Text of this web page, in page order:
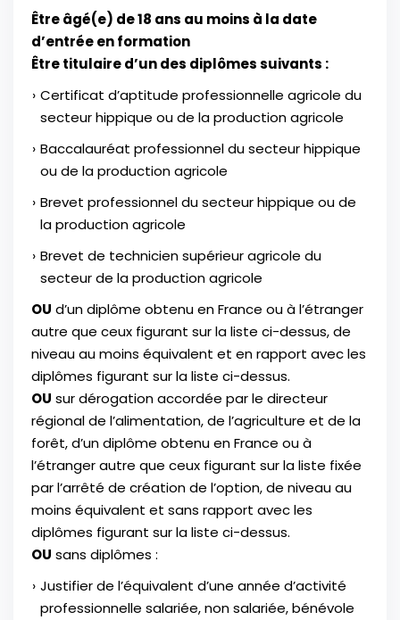
Être âgé(e) de 18 ans au moins à la date
d’entrée en formation
Être titulaire d’un des diplômes suivants :
Certificat d’aptitude professionnelle agricole du
secteur hippique ou de la production agricole
Baccalauréat professionnel du secteur hippique
ou de la production agricole
Brevet professionnel du secteur hippique ou de
la production agricole
Brevet de technicien supérieur agricole du
secteur de la production agricole
OU d’un diplôme obtenu en France ou à l’étranger
autre que ceux figurant sur la liste ci-dessus, de
niveau au moins équivalent et en rapport avec les
diplômes figurant sur la liste ci-dessus.
OU sur dérogation accordée par le directeur
régional de l’alimentation, de l’agriculture et de la
forêt, d’un diplôme obtenu en France ou à
l’étranger autre que ceux figurant sur la liste fixée
par l’arrêté de création de l’option, de niveau au
moins équivalent et sans rapport avec les
diplômes figurant sur la liste ci-dessus.
OU sans diplômes :
Justifier de l’équivalent d’une année d’activité
professionnelle salariée, non salariée, bénévole